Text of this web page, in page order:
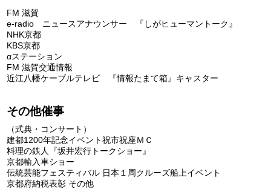
FM 滋賀
e-radio ニュースアナウンサー 『しがヒューマントーク』
NHK京都
KBS京都
αステーション
FM 滋賀交通情報
近江八幡ケーブルテレビ 『情報たまて箱』キャスター
その他催事
（式典・コンサート）
建都1200年記念イベント祝市祝座ＭＣ
料理の鉄人『坂井宏行トークショー』
京都輸入車ショー
伝統芸能フェスティバル 日本１周クルーズ船上イベント
京都府納税表彰 その他